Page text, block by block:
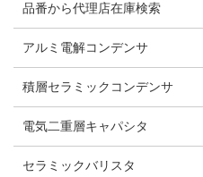
品番から代理店在庫検索
アルミ電解コンデンサ
積層セラミックコンデンサ
電気二重層キャパシタ
セラミックバリスタ